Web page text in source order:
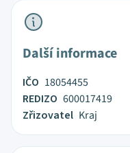
Další informace
IČO 18054455
REDIZO 600017419
Zřizovatel Kraj